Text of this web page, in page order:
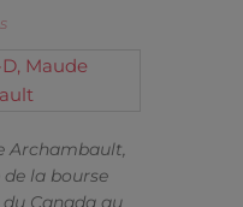
Archambault,
la bourse
du Canada au